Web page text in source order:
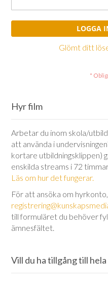
LOGGA
Glömt ditt
Hyr film
Arbetar du inom skola/
att använda i
kortare utbildningsklippen)
enskilda streams i 72
Läs om hur det fungerar.
För att ansöka om
till formuläret du behöver
ämnesfältet.
Vill du ha tillgång till